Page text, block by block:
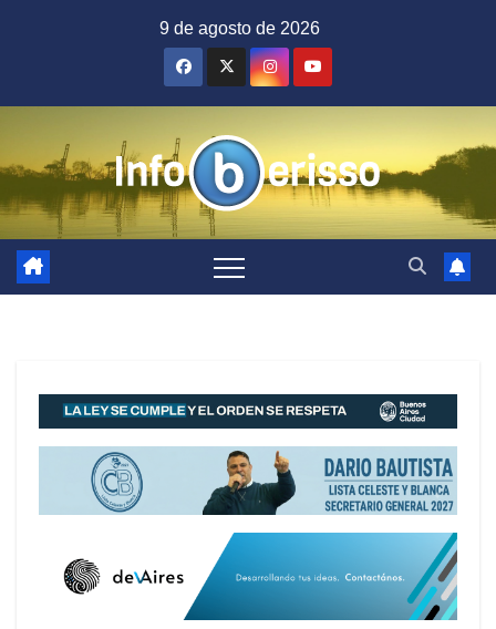
9 de agosto de 2026